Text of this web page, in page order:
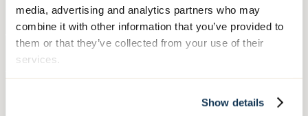
media, advertising and analytics partners who may
combine it with other information that you’ve provided to
them or that they’ve collected from your use of their
services.
Show details
Våra tjänster